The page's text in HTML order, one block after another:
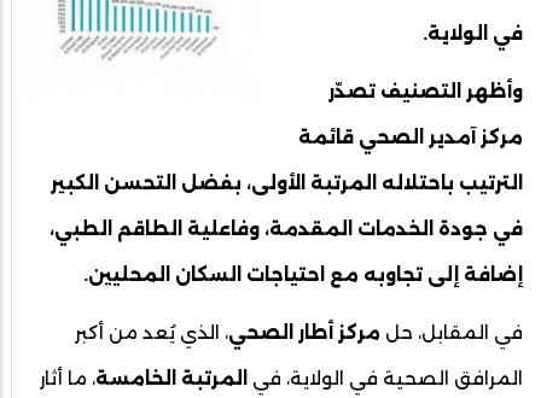
في الولاية.
وأظهر التصنيف تصدّر
مركز آمدير الصحي قائمة
الترتيب باحتلاله المرتبة الأولى، بفضل التحسن الكبير
في جودة الخدمات المقدمة، وفاعلية الطاقم الطبي،
إضافة إلى تجاوبه مع احتياجات السكان المحليين.
في المقابل، حل مركز أطار الصحي، الذي يُعد من أكبر
المرافق الصحية في الولاية، في
المرتبة الخامسة، ما أثار